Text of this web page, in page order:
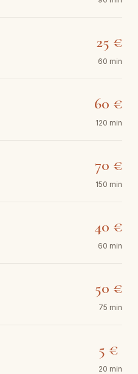
25 €
60 min
60 €
120 min
70 €
150 min
40 €
60 min
50 €
75 min
5 €
20 min